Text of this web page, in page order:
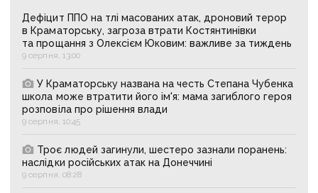
Дефіцит ППО на тлі масованих атак, дроновий терор
в Краматорську, загроза втрати Костянтинівки
та прощання з Олексієм Юковим: важливе за тиждень
9 серпня, 13:00
У Краматорську названа на честь Степана Чубенка
школа може втратити його ім'я: мама загиблого героя
розповіла про рішення влади
9 серпня, 10:45
Троє людей загинули, шестеро зазнали поранень:
наслідки російських атак на Донеччині
9 серпня, 08:28